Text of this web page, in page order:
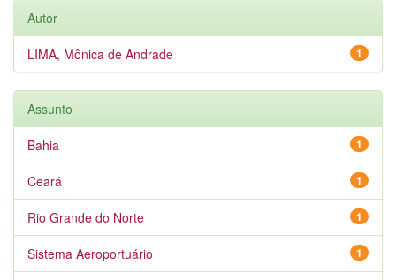
Autor
1
LIMA, Mônica de Andrade
Assunto
1
Bahia
1
Ceará
1
Rio Grande do Norte
1
Sistema Aeroportuário